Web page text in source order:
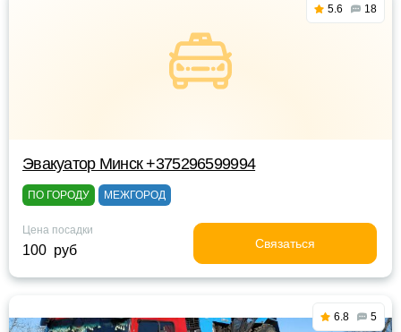
5.6 18
Эвакуатор Минск +375296599994
ПО ГОРОДУ МЕЖГОРОД
Цена посадки
100 руб Связаться
6.8 5